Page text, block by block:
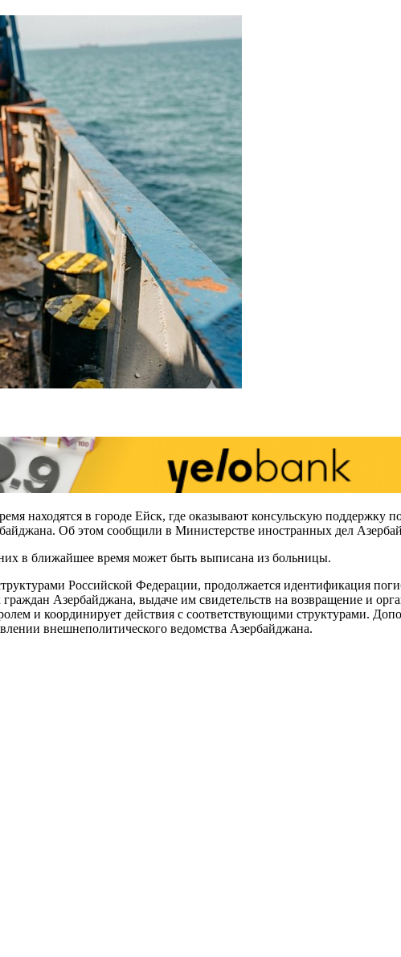
находятся в городе Ейск, где оказывают консульскую поддержку
Об этом сообщили в Министерстве иностранных дел
них в ближайшее время может быть выписана из больницы.
Российской Федерации, продолжается идентификация
Азербайджана, выдаче им свидетельств на возвращение и
и координирует действия с соответствующими структурами.
внешнеполитического ведомства Азербайджана.